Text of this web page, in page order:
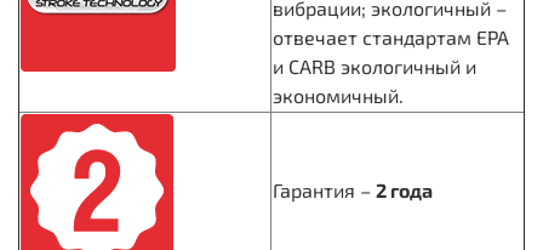
вибрации; экологичный –
отвечает стандартам EPA
и CARB экологичный и
экономичный.
Гарантия – 2 года